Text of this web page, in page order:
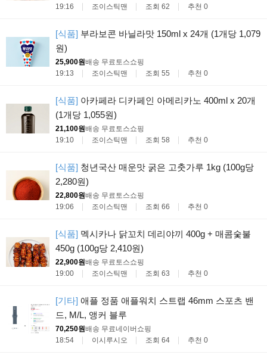
19:16
조이스틱맨 조회 62 추천 0
[식품] 부라보콘 바닐라맛 150ml x 24개 (1개당 1,079
원)
25,900원배송 무료 토스쇼핑
19:13
조이스틱맨 조회 55 추천 0
[식품] 아카페라 디카페인 아메리카노 400ml x 20개
(1개당 1,055원)
21,100원배송 무료 토스쇼핑
19:10
조이스틱맨 조회 58 추천 0
[식품] 청년국산 매운맛 굵은 고춧가루 1kg (100g당
2,280원)
22,800원배송 무료 토스쇼핑
19:06
조이스틱맨 조회 66 추천 0
[식품] 멕시카나 닭꼬치 데리야끼 400g + 매콤숯불
450g (100g당 2,410원)
22,900원배송 무료 토스쇼핑
19:00
조이스틱맨 조회 63 추천 0
[기타] 애플 정품 애플워치 스트랩 46mm 스포츠 밴
드, M/L, 앵커 블루
70,250원배송 무료네이버쇼핑
18:54
이시루시오 조회 64 추천 0